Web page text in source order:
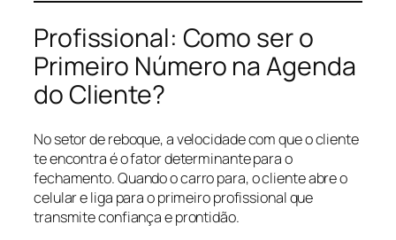
Profissional: Como ser o
Primeiro Número na Agenda
do Cliente?
No setor de reboque, a velocidade com que o cliente
te encontra é o fator determinante para o
fechamento. Quando o carro para, o cliente abre o
celular e liga para o primeiro profissional que
transmite confiança e prontidão.